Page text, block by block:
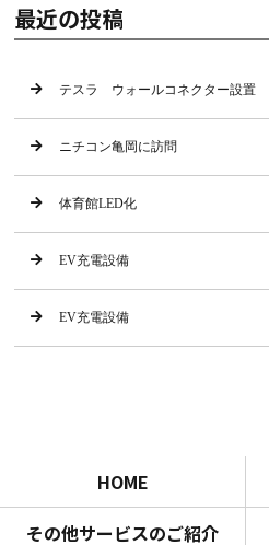
最近の投稿
テスラ ウォールコネクター設置
ニチコン亀岡に訪問
体育館LED化
EV充電設備
EV充電設備
HOME
その他サービスのご紹介